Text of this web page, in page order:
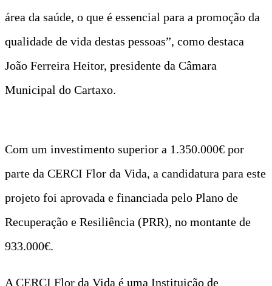
área da saúde, o que é essencial para a promoção da
qualidade de vida destas pessoas”, como destaca
João Ferreira Heitor, presidente da Câmara
Municipal do Cartaxo.
Com um investimento superior a 1.350.000€ por
parte da CERCI Flor da Vida, a candidatura para este
projeto foi aprovada e financiada pelo Plano de
Recuperação e Resiliência (PRR), no montante de
933.000€.
A CERCI Flor da Vida é uma Instituição de